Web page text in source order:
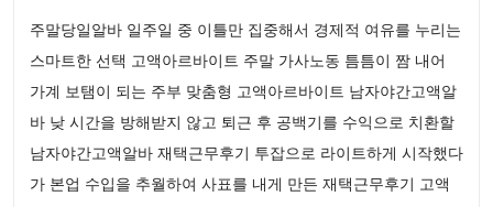
주말당일알바 일주일 중 이틀만 집중해서 경제적 여유를 누리는
스마트한 선택 고액아르바이트 주말 가사노동 틈틈이 짬 내어
가계 보탬이 되는 주부 맞춤형 고액아르바이트 남자야간고액알
바 낮 시간을 방해받지 않고 퇴근 후 공백기를 수익으로 치환할
남자야간고액알바 재택근무후기 투잡으로 라이트하게 시작했다
가 본업 수입을 추월하여 사표를 내게 만든 재택근무후기 고액